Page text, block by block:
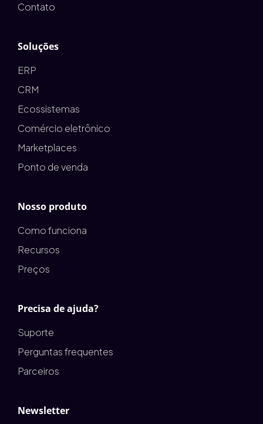
Contato
Soluções
ERP
CRM
Ecossistemas
Comércio eletrônico
Marketplaces
Ponto de venda
Nosso produto
Como funciona
Recursos
Preços
Precisa de ajuda?
Suporte
Perguntas frequentes
Parceiros
Newsletter